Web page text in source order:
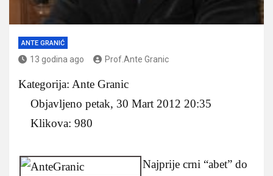
ANTE GRANIĆ
13 godina ago Prof.Ante Granic
Kategorija: Ante Granic
Objavljeno petak, 30 Mart 2012 20:35
Klikova: 980
Najprije crni “abet” do